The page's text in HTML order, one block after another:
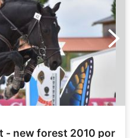
- new forest 2010 por